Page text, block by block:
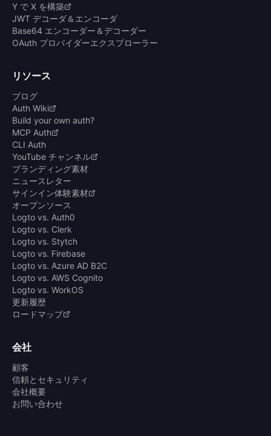
Y で X を構築
JWT デコーダ＆エンコーダ
Base64 エンコーダー＆デコーダー
OAuth プロバイダーエクスプローラー
リソース
ブログ
Auth Wiki
Build your own auth?
MCP Auth
CLI Auth
YouTube チャンネル
ブランディング素材
ニュースレター
サインイン体験素材
オープンソース
Logto vs. Auth0
Logto vs. Clerk
Logto vs. Stytch
Logto vs. Firebase
Logto vs. Azure AD B2C
Logto vs. AWS Cognito
Logto vs. WorkOS
更新履歴
ロードマップ
会社
顧客
信頼とセキュリティ
会社概要
お問い合わせ